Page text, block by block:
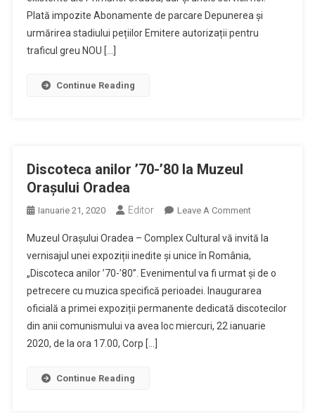
Plată impozite Abonamente de parcare Depunerea și
urmărirea stadiului pețiilor Emitere autorizații pentru
traficul greu NOU […]
Continue Reading
Discoteca anilor ’70-’80 la Muzeul
Orașului Oradea
Ianuarie 21, 2020 Editor Leave A CommentOn
Anilor
’70-’80
La
Muzeul
Orașului
Oradea
Muzeul Orașului Oradea – Complex Cultural vă invită la
vernisajul unei expoziții inedite și unice în România,
„Discoteca anilor ’70-’80”. Evenimentul va fi urmat și de o
petrecere cu muzica specifică perioadei. Inaugurarea
oficială a primei expoziții permanente dedicată discotecilor
din anii comunismului va avea loc miercuri, 22 ianuarie
2020, de la ora 17.00, Corp […]
Continue Reading